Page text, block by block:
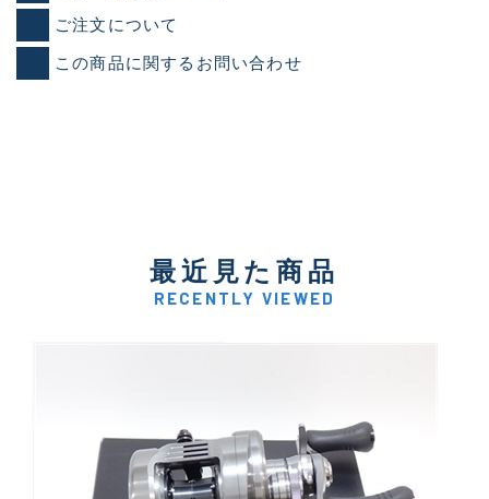
ご注文について
この商品に関するお問い合わせ
最近見た商品
RECENTLY VIEWED